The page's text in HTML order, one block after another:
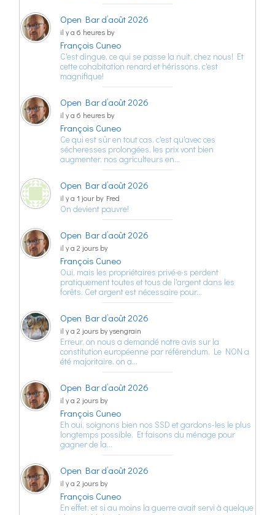
Open Bar d’août 2026
il y a 6 heures by
François Cuneo
C'est dingue, ce qui se passe la nuit, chez nous! Et
cette cohabitation renard et hérissons, c'est
magnifique!
Open Bar d’août 2026
il y a 6 heures by
François Cuneo
Ce qui est sûr en tout cas, c'est qu'avec ces
sécheresses prolongées, les prix vont bien
augmenter, nos agriculteurs en…
Open Bar d’août 2026
il y a 1 jour by Fred
On devient pauvre!
Open Bar d’août 2026
il y a 2 jours by
François Cuneo
Oui, mais les propriétaires privé·e·s perdent
pratiquement toutes et tous de l'argent dans les
forêts. Cet argent est nécessaire pour…
Open Bar d’août 2026
il y a 2 jours by ysengrain
Erreur, on nous a demandé notre avis sur la
constitution européenne par référendum. Le NON a
été majoritaire, on a…
Open Bar d’août 2026
il y a 2 jours by
François Cuneo
Eh oui, soignons bien nos SSD et gardons-les le plus
longtemps possible. Et faisons du ménage pour
gagner de la…
Open Bar d’août 2026
il y a 2 jours by
François Cuneo
En effet, et si au moins la guerre avait servi à quelque